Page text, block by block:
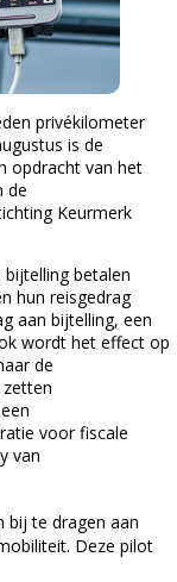
privékilometer
is de
opdracht van het
de
Keurmerk
betalen
hun reisgedrag
aan bijtelling, een
wordt het effect op
de
voor fiscale
van
bij te dragen aan
Deze pilot